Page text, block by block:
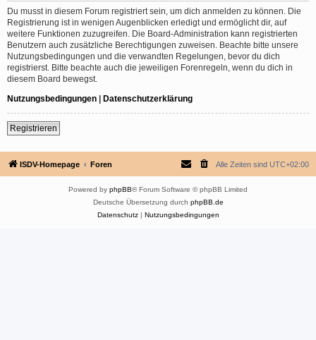
Du musst in diesem Forum registriert sein, um dich anmelden zu können. Die
Registrierung ist in wenigen Augenblicken erledigt und ermöglicht dir, auf
weitere Funktionen zuzugreifen. Die Board-Administration kann registrierten
Benutzern auch zusätzliche Berechtigungen zuweisen. Beachte bitte unsere
Nutzungsbedingungen und die verwandten Regelungen, bevor du dich
registrierst. Bitte beachte auch die jeweiligen Forenregeln, wenn du dich in
diesem Board bewegst.
Nutzungsbedingungen | Datenschutzerklärung
Registrieren
ISDV-Homepage Foren Alle Zeiten sind UTC+02:00
Powered by phpBB® Forum Software © phpBB Limited
Deutsche Übersetzung durch phpBB.de
Datenschutz| Nutzungsbedingungen